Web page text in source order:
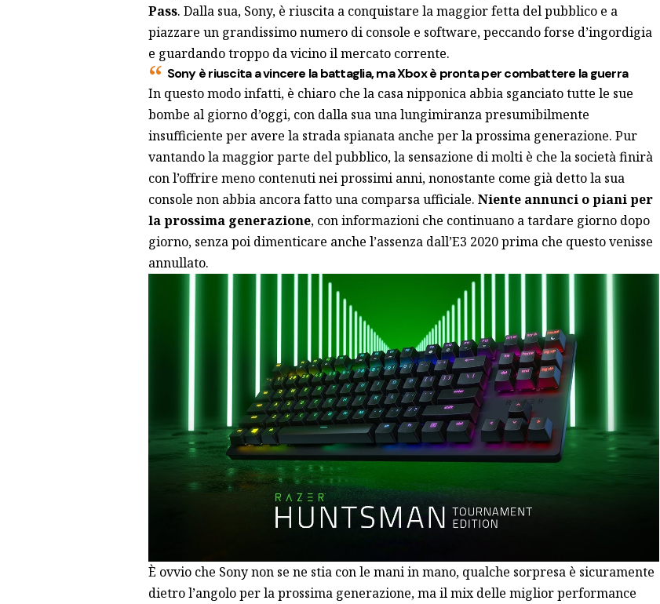
Pass. Dalla sua, Sony, è riuscita a conquistare la maggior fetta del pubblico e a
piazzare un grandissimo numero di console e software, peccando forse d’ingordigia
e guardando troppo da vicino il mercato corrente.
Sony è riuscita a vincere la battaglia, ma Xbox è pronta per combattere la guerra
In questo modo infatti, è chiaro che la casa nipponica abbia sganciato tutte le sue
bombe al giorno d’oggi, con dalla sua una lungimiranza presumibilmente
insufficiente per avere la strada spianata anche per la prossima generazione. Pur
vantando la maggior parte del pubblico, la sensazione di molti è che la società finirà
con l’offrire meno contenuti nei prossimi anni, nonostante come già detto la sua
console non abbia ancora fatto una comparsa ufficiale. Niente annunci o piani per
la prossima generazione, con informazioni che continuano a tardare giorno dopo
giorno, senza poi dimenticare anche l’assenza dall’E3 2020 prima che questo venisse
annullato.
È ovvio che Sony non se ne stia con le mani in mano, qualche sorpresa è sicuramente
dietro l’angolo per la prossima generazione, ma il mix delle miglior performance